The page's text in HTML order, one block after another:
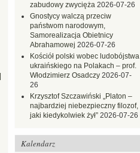
zabudowy zwycięża 2026-07-26
Gnostycy walczą przeciw
państwom narodowym,
Samorealizacja Obietnicy
Abrahamowej 2026-07-26
Kościół polski wobec ludobójstwa
ukraińskiego na Polakach – prof.
Włodzimierz Osadczy 2026-07-
26
Krzysztof Szczawiński „Platon –
najbardziej niebezpieczny filozof,
jaki kiedykolwiek żył” 2026-07-26
Kalendarz